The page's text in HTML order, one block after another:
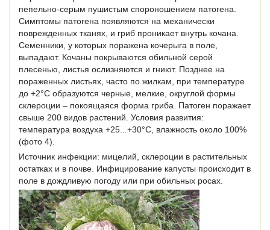
пепельно-серым пушистым спороношением патогена.
Симптомы патогена появляются на механически
поврежденных тканях, и гриб проникает внутрь кочана.
Семенники, у которых поражена кочерыга в поле,
выпадают. Кочаны покрываются обильной серой
плесенью, листья ослизняются и гниют. Позднее на
пораженных листьях, часто по жилкам, при температуре
до +2°С образуются черные, мелкие, округлой формы
склероции – покоящаяся форма гриба. Патоген поражает
свыше 200 видов растений. Условия развития:
температура воздуха +25...+30°С, влажность около 100%
(фото 4).
Источник инфекции: мицелий, склероции в растительных
остатках и в почве. Инфицирование капусты происходит в
поле в дождливую погоду или при обильных росах.